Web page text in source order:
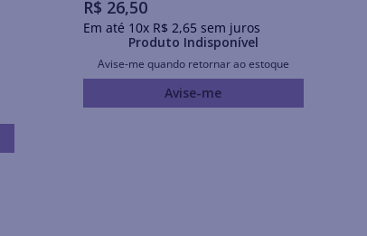
R$ 26,50
Em até 10x R$ 2,65 sem juros
Produto Indisponível
Avise-me quando retornar ao estoque
Avise-me